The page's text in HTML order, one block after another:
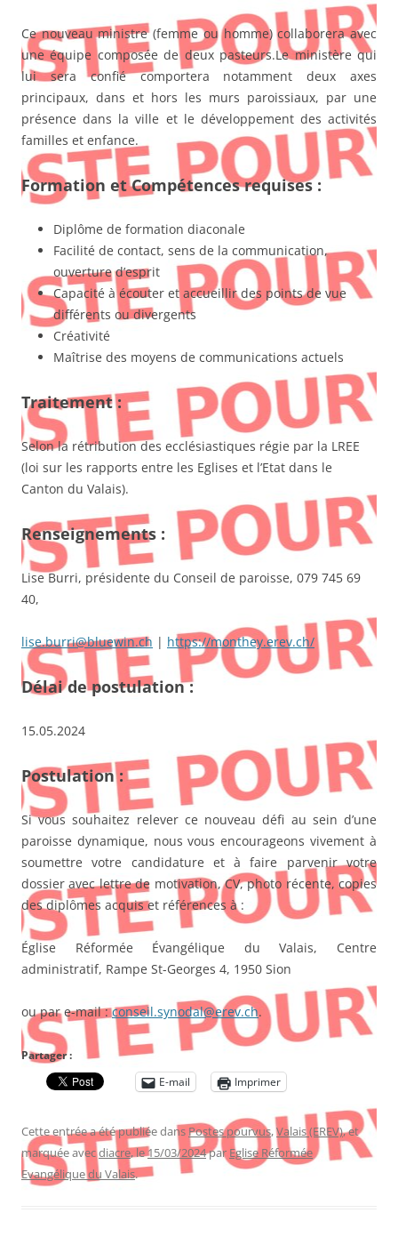
Ce nouveau ministre (femme ou homme) collaborera avec
une équipe composée de deux pasteurs.Le ministère qui
lui sera confié comportera notamment deux axes
principaux, dans et hors les murs paroissiaux, par une
présence dans la ville et le développement des activités
familles et enfance.
Formation et Compétences requises :
Diplôme de formation diaconale
Facilité de contact, sens de la communication,
ouverture d’esprit
Capacité à écouter et accueillir des points de vue
différents ou divergents
Créativité
Maîtrise des moyens de communications actuels
Traitement :
Selon la rétribution des ecclésiastiques régie par la LREE
(loi sur les rapports entre les Eglises et l’Etat dans le
Canton du Valais).
Renseignements :
Lise Burri, présidente du Conseil de paroisse, 079 745 69
40,
lise.burri@bluewin.ch | https://monthey.erev.ch/
Délai de postulation :
15.05.2024
Postulation :
Si vous souhaitez relever ce nouveau défi au sein d’une
paroisse dynamique, nous vous encourageons vivement à
soumettre votre candidature et à faire parvenir votre
dossier avec lettre de motivation, CV, photo récente, copies
des diplômes acquis et références à :
Église Réformée Évangélique du Valais, Centre
administratif, Rampe St-Georges 4, 1950 Sion
ou par e-mail :conseil.synodal@erev.ch.
Partager :
E-mail
Imprimer
Cette entrée a été publiée dans Postes pourvus,Valais (EREV), et
marquée avecdiacre, le15/03/2024par Eglise Réformée
Evangélique du Valais.